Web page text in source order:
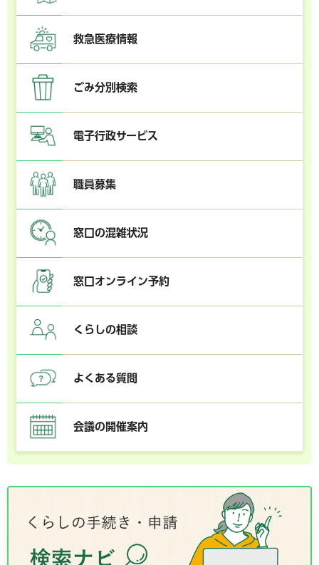
救急医療情報
ごみ分別検索
電子行政サービス
職員募集
窓口の混雑状況
窓口オンライン予約
くらしの相談
よくある質問
会議の開催案内